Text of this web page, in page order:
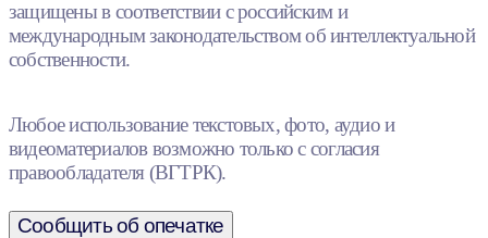
защищены в соответствии с российским и
международным законодательством об интеллектуальной
собственности.
Любое использование текстовых, фото, аудио и
видеоматериалов возможно только с согласия
правообладателя (ВГТРК).
Сообщить об опечатке